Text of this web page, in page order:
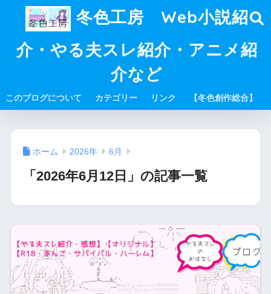
冬色工房 Web小説紹
介・やる夫スレ紹介・アニメ紹
介など
このブログについて カテゴリー リンク 【冬色創作総合】
ホーム 2026年 6月
「2026年6月12日」の記事一覧